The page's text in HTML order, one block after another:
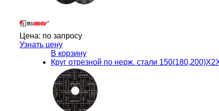
Цена: по запросу
Узнать цену
В корзину
Круг отрезной по нерж. стали